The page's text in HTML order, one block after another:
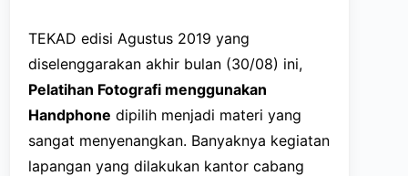
TEKAD edisi Agustus 2019 yang
diselenggarakan akhir bulan (30/08) ini,
Pelatihan Fotografi menggunakan
Handphone dipilih menjadi materi yang
sangat menyenangkan. Banyaknya kegiatan
lapangan yang dilakukan kantor cabang